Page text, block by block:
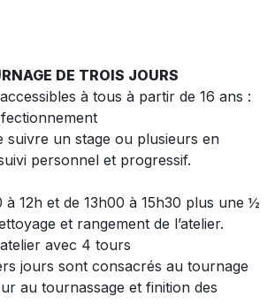
DE TROIS JOURS
à tous à partir de 16 ans :
suivre un stage ou plusieurs en
personnel et progressif.
12h et de 13h00 à 15h30 plus une ½
et rangement de l’atelier.
avec 4 tours
jours sont consacrés au tournage
au tournassage et finition des